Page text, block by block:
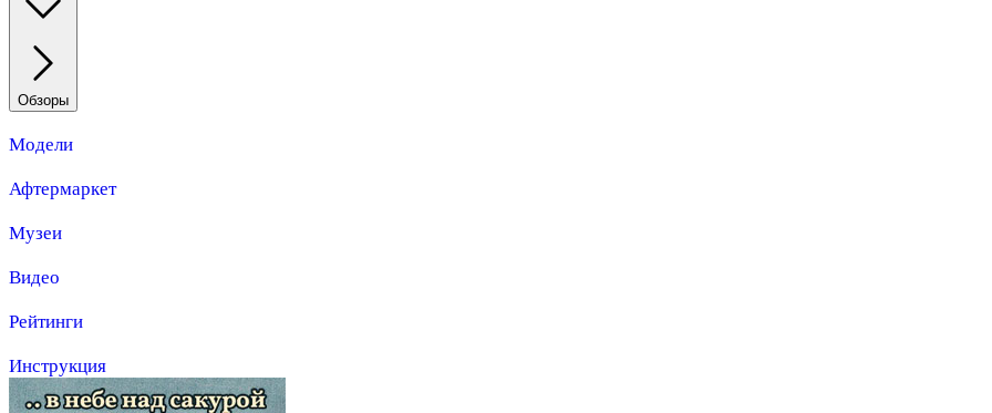
Обзоры
Модели
Афтермаркет
Музеи
Видео
Рейтинги
Инструкция